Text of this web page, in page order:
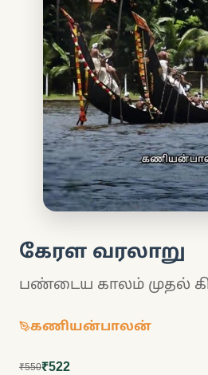
கேரள வரலாறு
பண்டைய காலம் முதல்
கணியன்பாலன்
₹550₹522